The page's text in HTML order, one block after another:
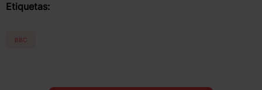
Etiquetas:
BBC